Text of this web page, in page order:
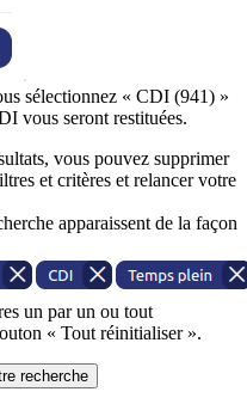
sélectionnez « CDI (941) »
vous seront restituées.
vous pouvez supprimer
et critères et relancer votre
apparaissent de la façon
un par un ou tout
« Tout réinitialiser ».
recherche